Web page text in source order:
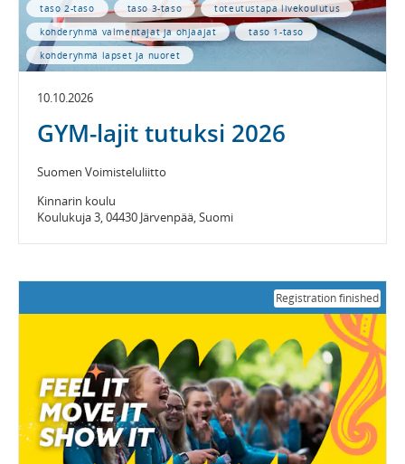
kohderyhmä lapset ja nuoret
kohderyhmä valmentajat ja ohjaajat taso 1-taso
taso 2-taso taso 3-taso toteutustapa livekoulutus
10.10.2026
GYM-lajit tutuksi 2026
Suomen Voimisteluliitto
Kinnarin koulu
Koulukuja 3, 04430 Järvenpää, Suomi
Registration finished